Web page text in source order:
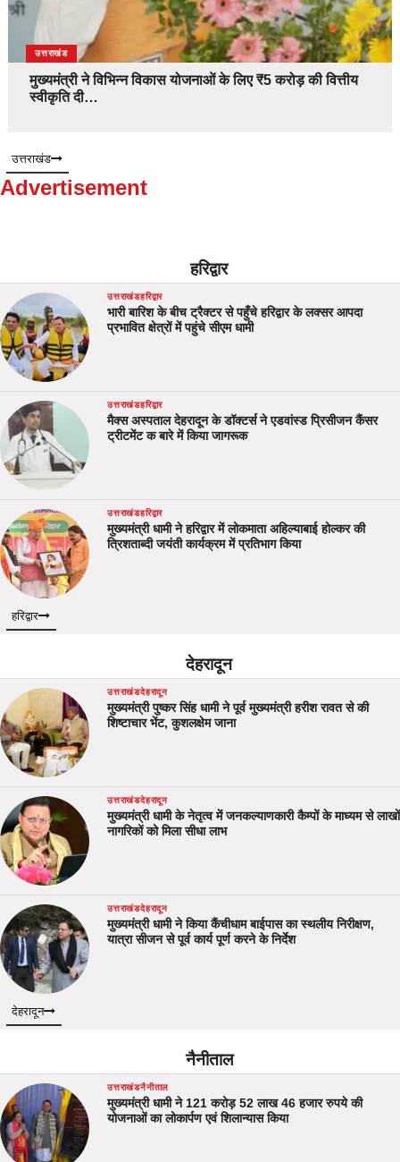
उत्तराखंड
मुख्यमंत्री ने विभिन्न विकास योजनाओं के लिए ₹5 करोड़ की वित्तीय
स्वीकृति दी…
उत्तराखंड
Advertisement
हरिद्वार
उत्तराखंडहरिद्वार
भारी बारिश के बीच ट्रैक्टर से पहुँचे हरिद्वार के लक्सर आपदा
प्रभावित क्षेत्रों में पहुंचे सीएम धामी
उत्तराखंडहरिद्वार
मैक्स अस्पताल देहरादून के डॉक्टर्स ने एडवांस्ड प्रिसीजन कैंसर
ट्रीटमेंट क बारे में किया जागरूक
उत्तराखंडहरिद्वार
मुख्यमंत्री धामी ने हरिद्वार में लोकमाता अहिल्याबाई होल्कर की
त्रिशताब्दी जयंती कार्यक्रम में प्रतिभाग किया
हरिद्वार
देहरादून
उत्तराखंडदेहरादून
मुख्यमंत्री पुष्कर सिंह धामी ने पूर्व मुख्यमंत्री हरीश रावत से की
शिष्टाचार भेंट, कुशलक्षेम जाना
उत्तराखंडदेहरादून
मुख्यमंत्री धामी के नेतृत्व में जनकल्याणकारी कैम्पों के माध्यम से लाखों
नागरिकों को मिला सीधा लाभ
उत्तराखंडदेहरादून
मुख्यमंत्री धामी ने किया कैंचीधाम बाईपास का स्थलीय निरीक्षण,
यात्रा सीजन से पूर्व कार्य पूर्ण करने के निर्देश
देहरादून
नैनीताल
उत्तराखंडनैनीताल
मुख्यमंत्री धामी ने 121 करोड़ 52 लाख 46 हजार रुपये की
योजनाओं का लोकार्पण एवं शिलान्यास किया